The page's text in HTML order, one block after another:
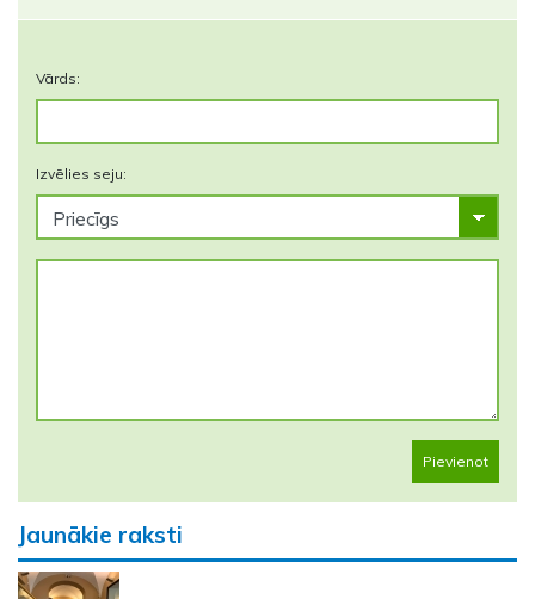
Vārds:
Izvēlies seju:
Pievienot
Jaunākie raksti